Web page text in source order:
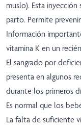
muslo). Esta
parto. Permite
Información
vitamina K en un
El sangrado por
presenta en algunos
durante los primeros
Es normal que los
La falta de suficiente